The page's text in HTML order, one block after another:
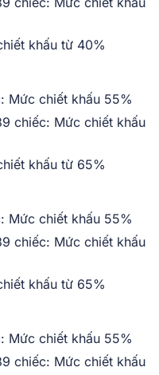
khấu từ 40%
Mức chiết khấu 55%
chiếc: Mức chiết khấu
khấu từ 65%
Mức chiết khấu 55%
chiếc: Mức chiết khấu
khấu từ 65%
Mức chiết khấu 55%
chiếc: Mức chiết khấu